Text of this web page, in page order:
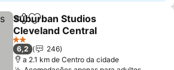
PartilharAdicionar aos favoritos
Suburban Studios
Cleveland Central
2 Estrelas
6,2
246
a 2.1 km de Centro da cidade